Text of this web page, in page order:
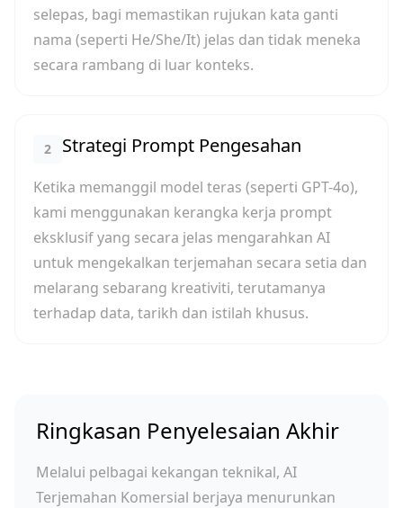
selepas, bagi memastikan rujukan kata ganti
nama (seperti He/She/It) jelas dan tidak meneka
secara rambang di luar konteks.
2 Strategi Prompt Pengesahan
Ketika memanggil model teras (seperti GPT-4o),
kami menggunakan kerangka kerja prompt
eksklusif yang secara jelas mengarahkan AI
untuk mengekalkan terjemahan secara setia dan
melarang sebarang kreativiti, terutamanya
terhadap data, tarikh dan istilah khusus.
Ringkasan Penyelesaian Akhir
Melalui pelbagai kekangan teknikal, AI
Terjemahan Komersial berjaya menurunkan